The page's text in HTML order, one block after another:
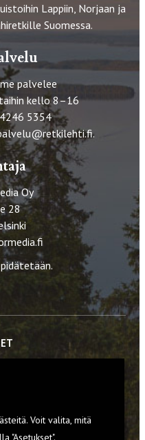
Lappiin, Norjaan ja
Suomessa.
palvelee
kello 8–16
5354
.
Oy
28
Voit valita, mitä
"Asetukset".